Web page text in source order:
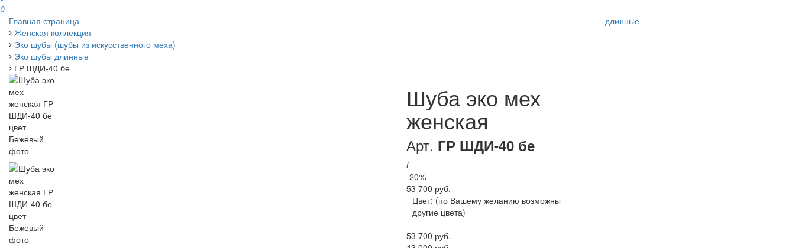
0
Главная страница
Женская коллекция
Эко шубы (шубы из искусственного меха)
Эко шубы длинные
ГР ШДИ-40 бе
Шуба эко мех
женская
Арт. ГР ШДИ-40 бе
i
-20%
53 700 руб.
Цвет: (по Вашему желанию возможны
другие цвета)
53 700 руб.
длинные